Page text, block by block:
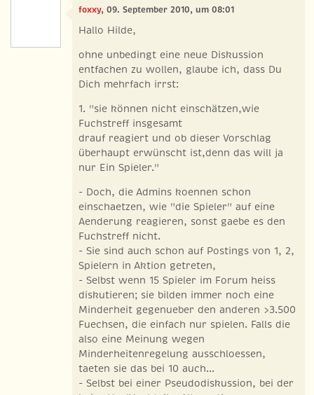
foxxy, 09. September 2010, um 08:01
Hallo Hilde,
ohne unbedingt eine neue Diskussion
entfachen zu wollen, glaube ich, dass Du
Dich mehrfach irrst:
1. "sie können nicht einschätzen,wie
Fuchstreff insgesamt
drauf reagiert und ob dieser Vorschlag
überhaupt erwünscht ist,denn das will ja
nur Ein Spieler."
- Doch, die Admins koennen schon
einschaetzen, wie "die Spieler" auf eine
Aenderung reagieren, sonst gaebe es den
Fuchstreff nicht.
- Sie sind auch schon auf Postings von 1, 2,
Spielern in Aktion getreten,
- Selbst wenn 15 Spieler im Forum heiss
diskutieren; sie bilden immer noch eine
Minderheit gegenueber den anderen >3.500
Fuechsen, die einfach nur spielen. Falls die
also eine Meinung wegen
Minderheitenregelung ausschloessen,
taeten sie das bei 10 auch...
- Selbst bei einer Pseudodiskussion, bei der